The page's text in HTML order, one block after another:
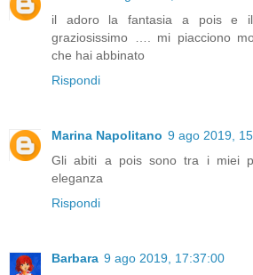
il adoro la fantasia a pois e
graziosissimo …. mi piacciono
che hai abbinato
Rispondi
Marina Napolitano 9 ago 2019,
Gli abiti a pois sono tra i miei
eleganza
Rispondi
Barbara 9 ago 2019, 17:37:00